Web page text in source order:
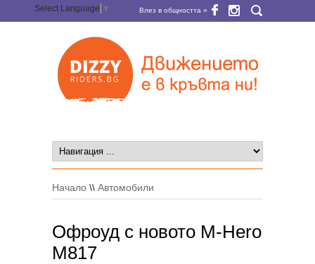
Select Language ▼ Влез в общността »
Начало \\ Автомобили
Офроуд с новото M-Hero
М817